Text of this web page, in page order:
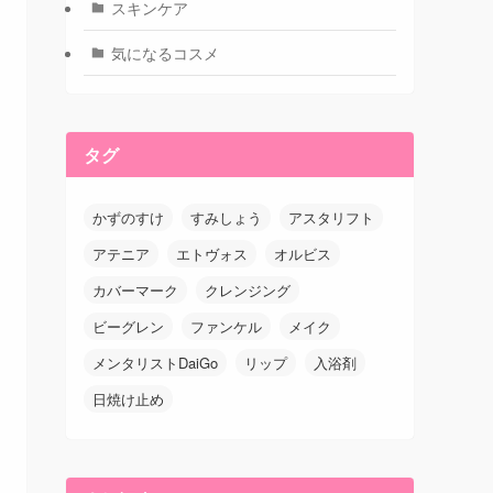
スキンケア
気になるコスメ
タグ
かずのすけ すみしょう
アスタリフト
アテニア
エトヴォス
オルビス
カバーマーク
クレンジング
ビーグレン
ファンケル
メイク
メンタリストDaiGo
リップ
入浴剤
日焼け止め